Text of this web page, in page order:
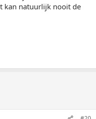
kan natuurlijk nooit de